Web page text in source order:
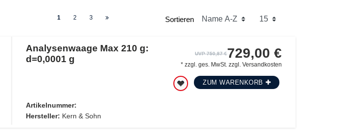
1 2 3 Sortieren
Analysenwaage Max 210 g:
d=0,0001 g
Artikelnummer:
Hersteller: Kern & Sohn
UVP 750,87 €729,00 €
*zzgl. ges. MwSt. zzgl.Versandkosten
ZUM WARENKORB